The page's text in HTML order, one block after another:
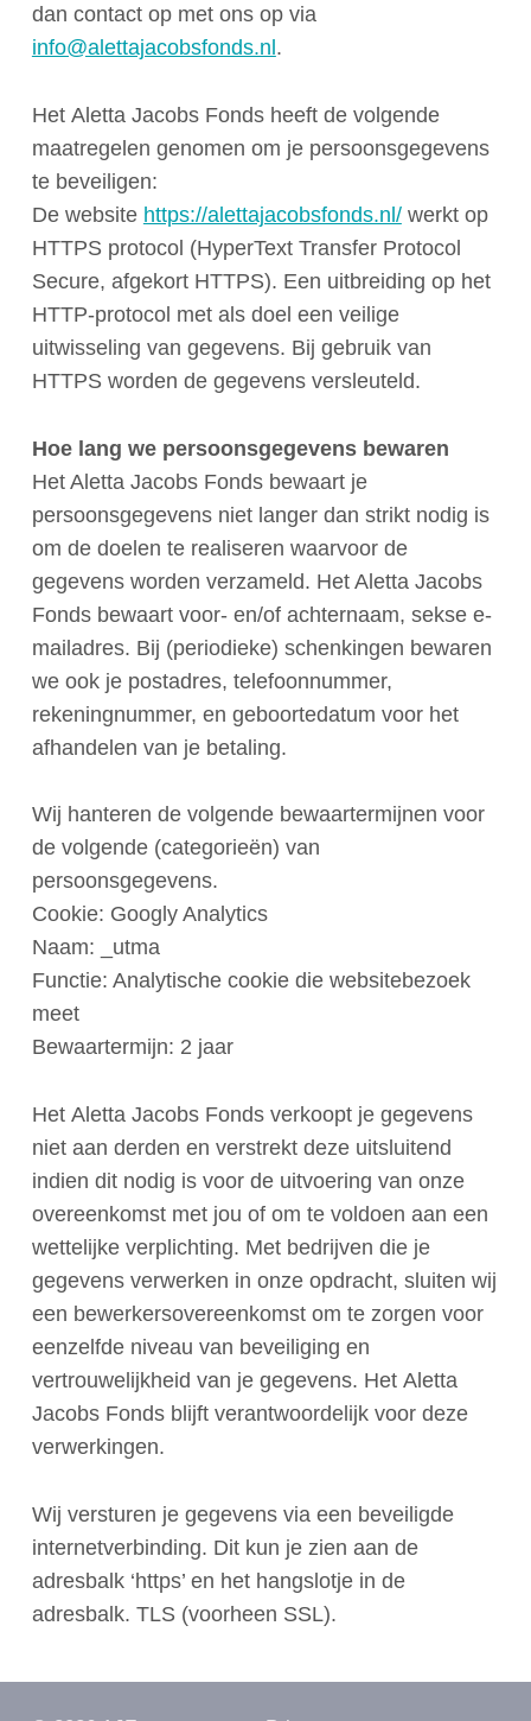
dan contact op met ons op via
info@alettajacobsfonds.nl.
Het Aletta Jacobs Fonds heeft de volgende
maatregelen genomen om je persoonsgegevens
te beveiligen:
De website https://alettajacobsfonds.nl/werkt op
HTTPS protocol (HyperText Transfer Protocol
Secure, afgekort HTTPS). Een uitbreiding op het
HTTP-protocol met als doel een veilige
uitwisseling van gegevens. Bij gebruik van
HTTPS worden de gegevens versleuteld.
Hoe lang we persoonsgegevens bewaren
Het Aletta Jacobs Fonds bewaart je
persoonsgegevens niet langer dan strikt nodig is
om de doelen te realiseren waarvoor de
gegevens worden verzameld. Het Aletta Jacobs
Fonds bewaart voor- en/of achternaam, sekse e-
mailadres. Bij (periodieke) schenkingen bewaren
we ook je postadres, telefoonnummer,
rekeningnummer, en geboortedatum voor het
afhandelen van je betaling.
Wij hanteren de volgende bewaartermijnen voor
de volgende (categorieën) van
persoonsgegevens.
Cookie: Googly Analytics
Naam: _utma
Functie: Analytische cookie die websitebezoek
meet
Bewaartermijn: 2 jaar
Het Aletta Jacobs Fonds verkoopt je gegevens
niet aan derden en verstrekt deze uitsluitend
indien dit nodig is voor de uitvoering van onze
overeenkomst met jou of om te voldoen aan een
wettelijke verplichting. Met bedrijven die je
gegevens verwerken in onze opdracht, sluiten wij
een bewerkersovereenkomst om te zorgen voor
eenzelfde niveau van beveiliging en
vertrouwelijkheid van je gegevens. Het Aletta
Jacobs Fonds blijft verantwoordelijk voor deze
verwerkingen.
Wij versturen je gegevens via een beveiligde
internetverbinding. Dit kun je zien aan de
adresbalk ‘https’ en het hangslotje in de
adresbalk. TLS (voorheen SSL).